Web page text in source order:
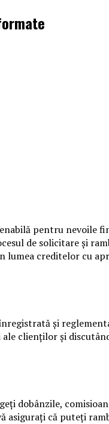
pentru nevoile
de solicitare și
lumea creditelor cu
și
clienților și
dobânzile,
asigurați că puteți